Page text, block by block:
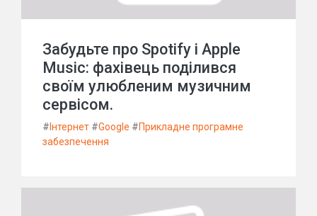
Забудьте про Spotify і Apple
Music: фахівець поділився
своїм улюбленим музичним
сервісом.
# Інтернет #Google #Прикладне програмне
забезпечення